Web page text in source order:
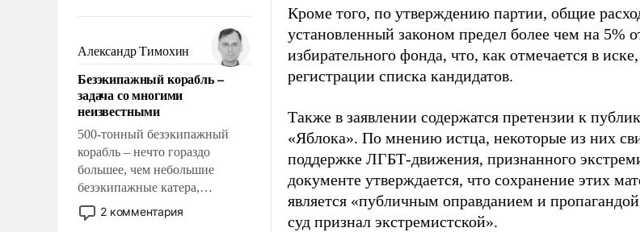
мужественным и твердым под
ударами судьбы, брать на себя
ответственность, помогать
слабым, идти вперед и
адаптироваться.
Александр Тимохин
Безэкипажный корабль –
задача со многими
неизвестными
500-тонный безэкипажный
корабль – нечто гораздо
большее, чем небольшие
безэкипажные катера,
применение которых уже
стало обыденностью. Задача по
2 комментария
Кроме того, по утверждению партии, общие
установленный законом предел более чем на 5%
избирательного фонда, что, как отмечается в
регистрации списка кандидатов.
Также в заявлении содержатся претензии к
«Яблока». По мнению истца, некоторые из них
поддержке ЛГБТ-движения, признанного
документе утверждается, что сохранение этих
является «публичным оправданием и
суд признал экстремистской».